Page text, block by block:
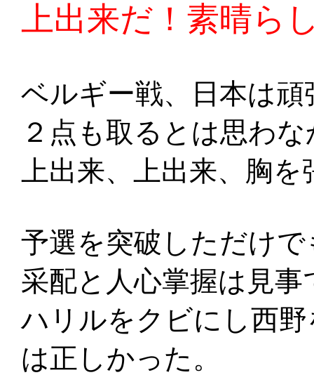
上出来だ！素晴ら
ベルギー戦、日本は
２点も取るとは思わ
上出来、上出来、胸
予選を突破しただけ
采配と人心掌握は見
ハリルをクビにし西
は正しかった。